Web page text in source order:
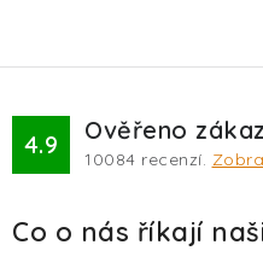
4.9 Ověřeno
10084 recenzí.